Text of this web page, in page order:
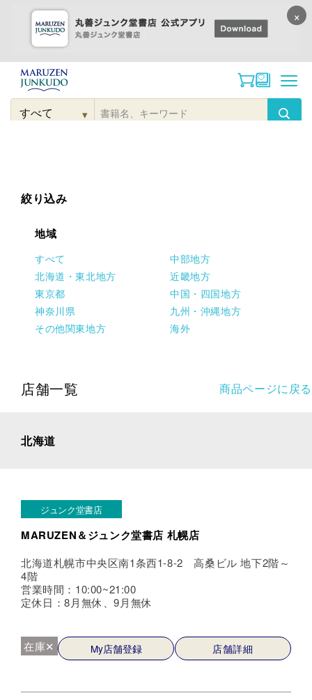
コンテンツに
進む
検
▾
絞り込み
地域
すべて
北海道・東北地方
東京都
神奈川県
その他関東地方
中部地方
近畿地方
中国・四国地方
九州・沖縄地方
海外
店舗一覧 商品ページに戻る
北海道
ジュンク堂書店
MARUZEN＆ジュンク堂書店 札幌店
北海道札幌市中央区南1条西1-8-2 高桑ビル 地下2階～
4階
営業時間：10:00~21:00
定休日：8月無休、9月無休
在庫✕ My店舗登録 店舗詳細
×